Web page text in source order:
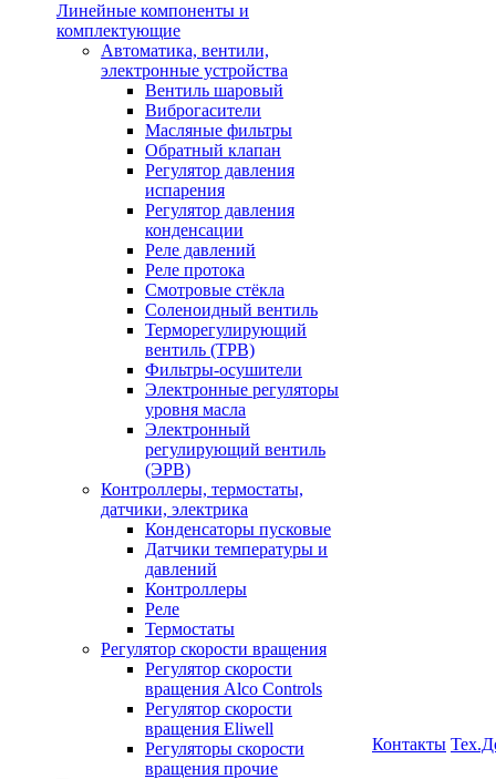
Линейные компоненты и
комплектующие
Автоматика, вентили,
электронные устройства
Вентиль шаровый
Виброгасители
Масляные фильтры
Обратный клапан
Регулятор давления
испарения
Регулятор давления
конденсации
Реле давлений
Реле протока
Смотровые стёкла
Соленоидный вентиль
Терморегулирующий
вентиль (ТРВ)
Фильтры-осушители
Электронные регуляторы
уровня масла
Электронный
регулирующий вентиль
(ЭРВ)
Контроллеры, термостаты,
датчики, электрика
Конденсаторы пусковые
Датчики температуры и
давлений
Контроллеры
Реле
Термостаты
Регулятор скорости вращения
Регулятор скорости
вращения Alco Controls
Регулятор скорости
вращения Eliwell
Регуляторы скорости
вращения прочие
Контакты